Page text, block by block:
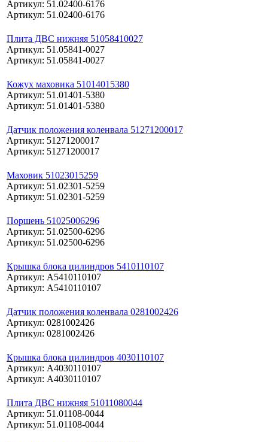
Артикул: 51.02400-6176
Артикул: 51.02400-6176
Плита ДВС нижняя 51058410027
Артикул: 51.05841-0027
Артикул: 51.05841-0027
Кожух маховика 51014015380
Артикул: 51.01401-5380
Артикул: 51.01401-5380
Датчик положения коленвала 51271200017
Артикул: 51271200017
Артикул: 51271200017
Маховик 51023015259
Артикул: 51.02301-5259
Артикул: 51.02301-5259
Поршень 51025006296
Артикул: 51.02500-6296
Артикул: 51.02500-6296
Крышка блока цилиндров 5410110107
Артикул: A5410110107
Артикул: A5410110107
Датчик положения коленвала 0281002426
Артикул: 0281002426
Артикул: 0281002426
Крышка блока цилиндров 4030110107
Артикул: A4030110107
Артикул: A4030110107
Плита ДВС нижняя 51011080044
Артикул: 51.01108-0044
Артикул: 51.01108-0044